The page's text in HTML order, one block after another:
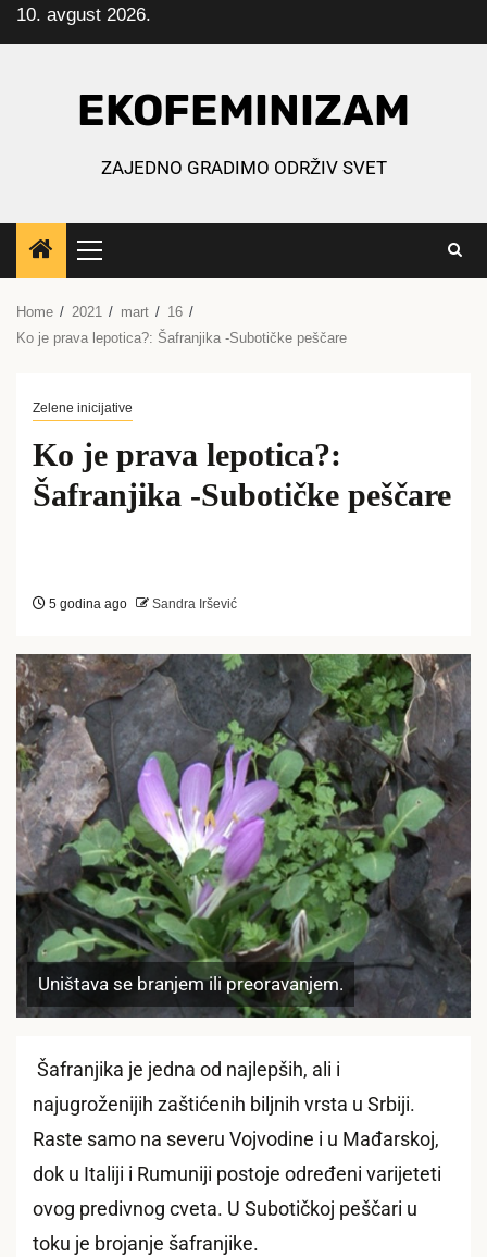
Skip
to
10. avgust 2026.
EKOFEMINIZAM
ZAJEDNO GRADIMO ODRŽIV SVET
Primary
Menu
Home 2021 mart
16
Ko je prava lepotica?: Šafranjika -Subotičke peščare
Zelene inicijative
Ko je prava lepotica?:
Šafranjika -Subotičke peščare
5 godina ago Sandra Iršević
Uništava se branjem ili preoravanjem.
Šafranjika je jedna od najlepših, ali i
najugroženijih zaštićenih biljnih vrsta u Srbiji.
Raste samo na severu Vojvodine i u Mađarskoj,
dok u Italiji i Rumuniji postoje određeni varijeteti
ovog predivnog cveta. U Subotičkoj peščari u
toku je brojanje šafranjike.